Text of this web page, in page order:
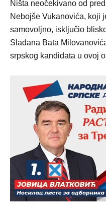
Ništa neočekivano od
Nebojše Vukanovića, koji
samovoljno, isključio
Slađana Bata
srpskog kandidata u ovoj